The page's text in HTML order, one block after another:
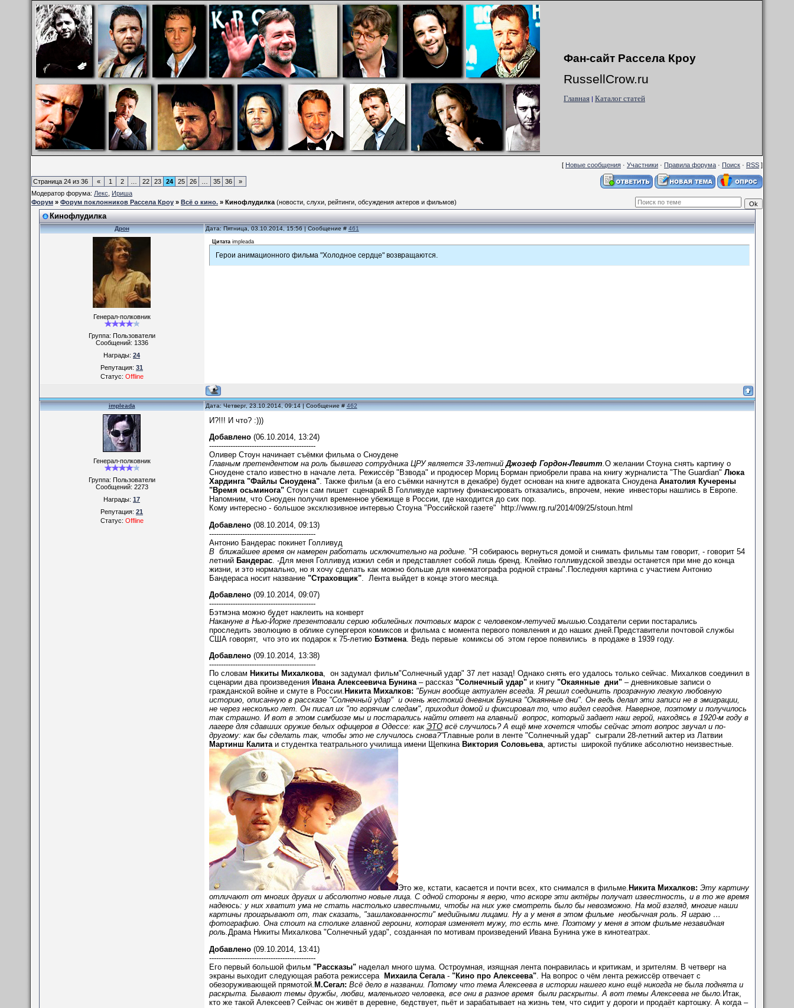
Фан-сайт Рассела Кроу
RussellCrow.ru
Главная | Каталог статей
[Новые сообщения·Участники·Правила форума·Поиск·RSS]
Страница 24 из 36 « 1 2 22 23 24 25 26 35 36
»
Модератор форума:Лекс,Ириша
Форум»Форум поклонников Рассела Кроу»Всё о кино.»Кинофлудилка (новости, слухи, рейтинги, обсуждения актеров и фильмов)
Кинофлудилка
Дрон Дата: Пятница, 03.10.2014, 15:56 | Сообщение #461
Генерал-полковник
Группа: Пользователи
Сообщений:1336
Награды:24
Репутация:31
Статус:Offline
Цитата impleada
Герои анимационного фильма "Холодное сердце" возвращаются.
impleada Дата: Четверг, 23.10.2014, 09:14 | Сообщение #462
Генерал-полковник
Группа: Пользователи
Сообщений:2273
Награды:17
Репутация:21
Статус:Offline
И?!!! И что? :)))
Добавлено(06.10.2014, 13:24)
---------------------------------------------
Оливер Стоун начинает съёмки фильма о Сноудене
Главным претендентом на роль бывшего сотрудника ЦРУ является 33-летнийДжозеф Гордон-Левитт.О желании Стоуна снять картину о
Сноудене стало известно в начале лета. Режиссёр "Взвода" и продюсер Мориц Борман приобрели права на книгу журналиста "The Guardian" Люка
Хардинга "Файлы Сноудена". Также фильм (а его съёмки начнутся в декабре) будет основан на книге адвоката Сноудена Анатолия Кучерены
"Время осьминога"Стоун сам пишет сценарий.В Голливуде картину финансировать отказались, впрочем, некие инвесторы нашлись в Европе.
Напомним, что Сноуден получил временное убежище в России, где находится до сих пор.
Кому интересно - большое эксклюзивное интервью Стоуна "Российской газете" http://www.rg.ru/2014/09/25/stoun.html
Добавлено(08.10.2014, 09:13)
---------------------------------------------
Антонио Бандерас покинет Голливуд
В ближайшее время он намерен работать исключительно на родине. "Я собираюсь вернуться домой и снимать фильмы там говорит, - говорит 54
летний Бандерас. -Для меня Голливуд изжил себя и представляет собой лишь бренд. Клеймо голливудской звезды останется при мне до конца
жизни, и это нормально, но я хочу сделать как можно больше для кинематографа родной страны".Последняя картина с участием Антонио
Бандераса носит название "Страховщик". Лента выйдет в конце этого месяца.
Добавлено(09.10.2014, 09:07)
---------------------------------------------
Бэтмэна можно будет наклеить на конверт
Накануне в Нью-Йорке презентовали серию юбилейных почтовых марок с человеком-летучей мышью. Создатели серии постарались
проследить эволюцию в облике супергероя комиксов и фильма с момента первого появления и до наших дней.Представители почтовой службы
США говорят, что это их подарок к 75-летию Бэтмена. Ведь первые комиксы об этом герое появились в продаже в 1939 году.
Добавлено(09.10.2014, 13:38)
---------------------------------------------
По словам Никиты Михалкова, он задумал фильм"Солнечный удар" 37 лет назад! Однако снять его удалось только сейчас. Михалков соединил в
сценарии два произведения Ивана Алексеевича Бунина– рассказ "Солнечный удар"и книгу "Окаянные дни"– дневниковые записи о
гражданской войне и смуте в России. Никита Михалков: "Бунин вообще актуален всегда. Я решил соединить прозрачную легкую любовную
историю, описанную в рассказе "Солнечный удар" и очень жестокий дневник Бунина "Окаянные дни". Он ведь делал эти записи не в эмиграции,
не через несколько лет. Он писал их "по горячим следам", приходил домой и фиксировал то, что видел сегодня. Наверное, поэтому и получилось
так страшно. И вот в этом симбиозе мы и постарались найти ответ на главный вопрос, который задает наш герой, находясь в 1920-м году в
лагере для сдавших оружие белых офицеров в Одессе: как ЭТОвсё случилось? А ещё мне хочется чтобы сейчас этот вопрос звучал и по-
другому: как бы сделать так, чтобы это не случилось снова?"Главные роли в ленте "Солнечный удар" сыграли 28-летний актер из Латвии
Мартинш Калитаи студентка театрального училища имени Щепкина Виктория Соловьева, артисты широкой публике абсолютно неизвестные.
Это же, кстати, касается и почти всех, кто снимался в фильме. Никита Михалков: Эту картину
отличают от многих других и абсолютно новые лица. С одной стороны я верю, что вскоре эти актёры получат известность, и в то же время
надеюсь: у них хватит ума не стать настолько известными, чтобы на них уже смотреть было бы невозможно. На мой взгляд, многие наши
картины проигрывают от, так сказать, "зашлакованности" медийными лицами. Ну а у меня в этом фильме необычная роль. Я играю …
фотографию. Она стоит на столике главной героини, которая изменяет мужу, то есть мне. Поэтому у меня в этом фильме незавидная
роль.Драма Никиты Михалкова "Солнечный удар", созданная по мотивам произведений Ивана Бунина уже в кинотеатрах.
Добавлено(09.10.2014, 13:41)
---------------------------------------------
Его первый большой фильм "Рассказы"наделал много шума. Остроумная, изящная лента понравилась и критикам, и зрителям. В четверг на
экраны выходит следующая работа режиссера Михаила Сегала- "Кино про Алексеева". На вопрос о чём лента режиссёр отвечает с
обезоруживающей прямотой. М.Сегал: Всё дело в названии. Потому что тема Алексеева в истории нашего кино ещё никогда не была поднята и
раскрыта. Бывают темы дружбы, любви, маленького человека, все они в разное время были раскрыты. А вот темы Алексеева не было. Итак,
кто же такой Алексеев? Сейчас он живёт в деревне, бедствует, пьёт и зарабатывает на жизнь тем, что сидит у дороги и продаёт картошку. А когда –